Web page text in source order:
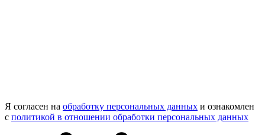
Я согласен на обработку персональных данных и ознакомлен
с политикой в отношении обработки персональных данных